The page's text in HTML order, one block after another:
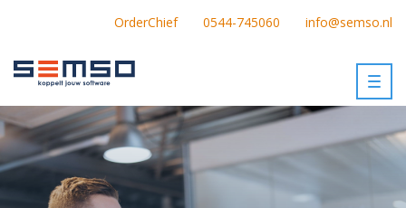
OrderChief 0544-745060 info@semso.nl